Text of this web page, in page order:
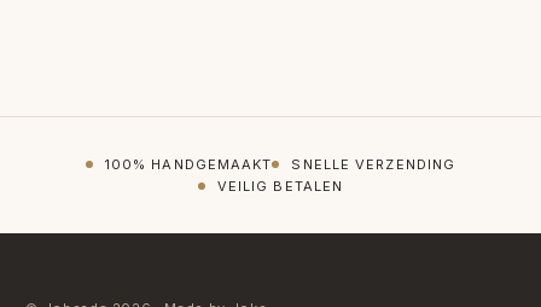
100% HANDGEMAAKT
SNELLE VERZENDING
VEILIG BETALEN